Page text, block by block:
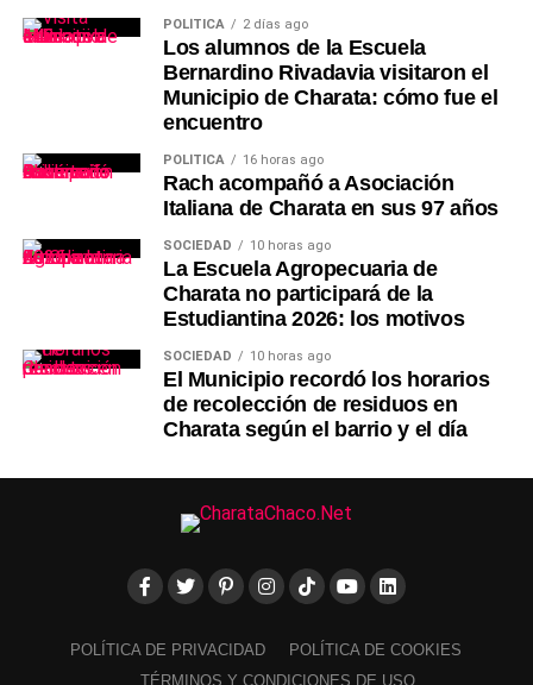
POLÍTICA 2 días ago
Los alumnos de la Escuela
Bernardino Rivadavia visitaron el
Municipio de Charata: cómo fue el
encuentro
POLÍTICA 16 horas ago
Rach acompañó a Asociación
Italiana de Charata en sus 97 años
SOCIEDAD 10 horas ago
La Escuela Agropecuaria de
Charata no participará de la
Estudiantina 2026: los motivos
SOCIEDAD 10 horas ago
El Municipio recordó los horarios
de recolección de residuos en
Charata según el barrio y el día
POLÍTICA DE PRIVACIDAD
POLÍTICA DE COOKIES
TÉRMINOS Y CONDICIONES DE USO